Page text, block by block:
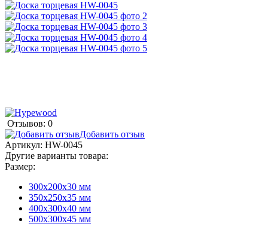
Отзывов: 0
Добавить отзыв
Артикул: HW-0045
Другие варианты товара:
Размер:
300х200х30 мм
350х250х35 мм
400х300х40 мм
500х300х45 мм